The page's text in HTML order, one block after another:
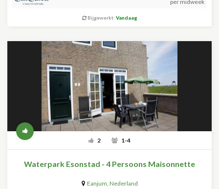
per midweek
Bijgewerkt: Vandaag
2 1-4
Waterpark Esonstad - 4 Persoons Maisonnette
Eanjum, Nederland